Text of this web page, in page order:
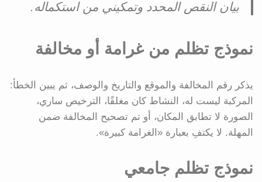
بيان النقص المحدد وتمكيني من استكماله.
نموذج تظلم من غرامة أو مخالفة
يذكر رقم المخالفة والموقع والتاريخ والوصف، ثم يبين الخطأ:
المركبة ليست له، النشاط كان مغلقًا، الترخيص ساري،
الصورة لا تطابق المكان، أو تم تصحيح المخالفة ضمن
المهلة. لا يكتفِ بعبارة «الغرامة كبيرة».
نموذج تظلم جامعي